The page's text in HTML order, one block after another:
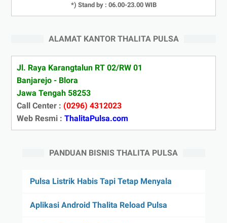
*) Stand by : 06.00-23.00 WIB
ALAMAT KANTOR THALITA PULSA
Jl. Raya Karangtalun RT 02/RW 01
Banjarejo - Blora
Jawa Tengah 58253
Call Center : (0296) 4312023
Web Resmi : ThalitaPulsa.com
PANDUAN BISNIS THALITA PULSA
Pulsa Listrik Habis Tapi Tetap Menyala
Aplikasi Android Thalita Reload Pulsa